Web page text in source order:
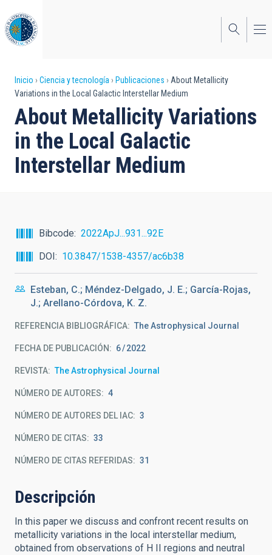
al
contenido
principal
Sobrescribir
enlaces
de
ayuda
a
Inicio Ciencia y tecnología Publicaciones
About Metallicity
Variations in the Local Galactic Interstellar Medium
About Metallicity Variations
in the Local Galactic
Interstellar Medium
Bibcode
2022ApJ...931...92E
DOI
10.3847/1538-4357/ac6b38
Esteban, C.; Méndez-Delgado, J. E.; García-Rojas,
J.; Arellano-Córdova, K. Z.
REFERENCIA BIBLIOGRÁFICA The Astrophysical Journal
FECHA DE PUBLICACIÓN: 6 2022
REVISTA The Astrophysical Journal
NÚMERO DE AUTORES 4
NÚMERO DE AUTORES DEL IAC 3
NÚMERO DE CITAS 33
NÚMERO DE CITAS REFERIDAS 31
Descripción
In this paper we discuss and confront recent results on
metallicity variations in the local interstellar medium,
obtained from observations of H II regions and neutral